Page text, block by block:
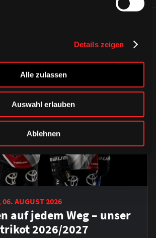
Details zeigen
Alle zulassen
Auswahl erlauben
Ablehnen
06. AUGUST 2026
auf jedem Weg – unser
2026/2027